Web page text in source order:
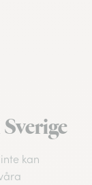
kan